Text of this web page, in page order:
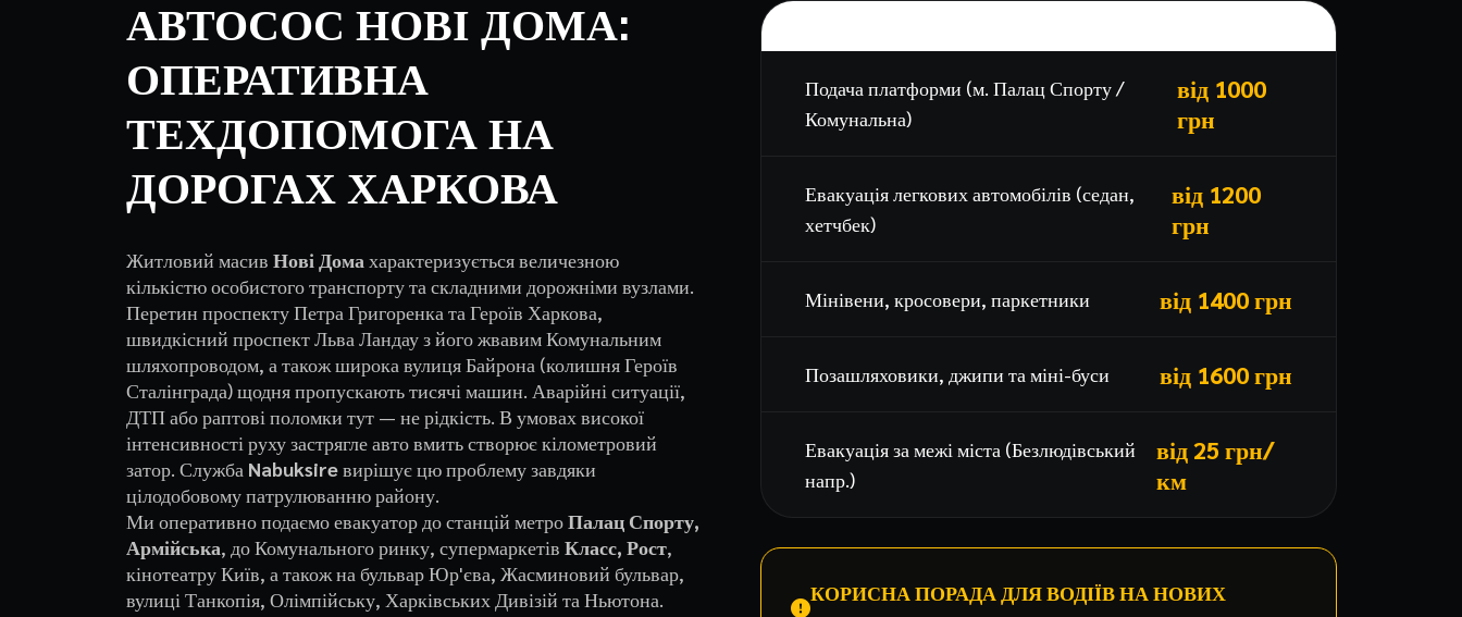
АВТОСОС НОВІ ДОМА:
ОПЕРАТИВНА
ТЕХДОПОМОГА НА
ДОРОГАХ ХАРКОВА
Житловий масив Нові Дома характеризується величезною
кількістю особистого транспорту та складними дорожніми вузлами.
Перетин проспекту Петра Григоренка та Героїв Харкова,
швидкісний проспект Льва Ландау з його жвавим Комунальним
шляхопроводом, а також широка вулиця Байрона (колишня Героїв
Сталінграда) щодня пропускають тисячі машин. Аварійні ситуації,
ДТП або раптові поломки тут — не рідкість. В умовах високої
інтенсивності руху застрягле авто вмить створює кілометровий
затор. Служба Nabuksireвирішує цю проблему завдяки
цілодобовому патрулюванню району.
Ми оперативно подаємо евакуатор до станцій метроПалац Спорту,
Армійська, до Комунального ринку, супермаркетів Класс, Рост,
кінотеатру Київ, а також на бульвар Юр'єва, Жасминовий бульвар,
вулиці Танкопія, Олімпійську, Харківських Дивізій та Ньютона.
Подача платформи (м. Палац Спорту /
Комунальна)
від 1000
грн
Евакуація легкових автомобілів (седан,
хетчбек)
від 1200
грн
Мінівени, кросовери, паркетники від 1400 грн
Позашляховики, джипи та міні-буси від 1600 грн
Евакуація за межі міста (Безлюдівський
напр.)
від 25 грн/
км
КОРИСНА ПОРАДА ДЛЯ ВОДІЇВ НА НОВИХ